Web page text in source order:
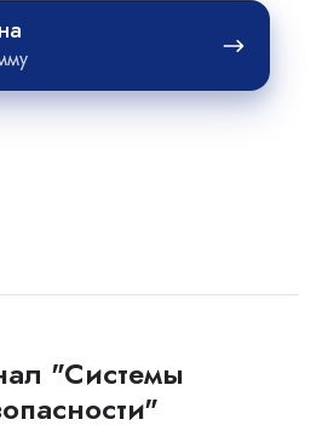
"Системы